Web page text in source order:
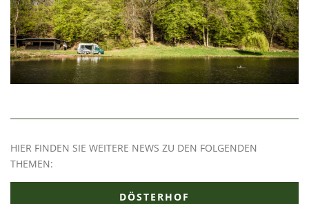
HIER FINDEN SIE WEITERE NEWS ZU DEN FOLGENDEN
THEMEN:
DÖSTERHOF